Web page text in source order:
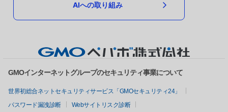
AIへの取り組み
GMOインターネットグループのセキュリティ事業について
世界初総合ネットセキュリティサービス「GMOセキュリティ24」
パスワード漏洩診断
Webサイトリスク診断